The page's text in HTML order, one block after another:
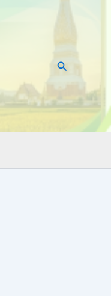
Search